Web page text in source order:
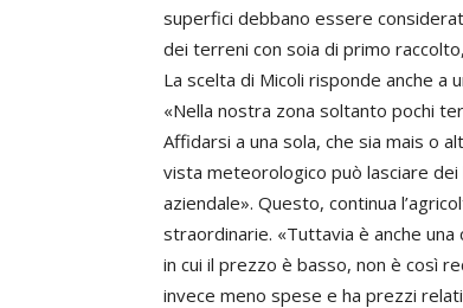
superfici debbano essere
dei terreni con soia di primo
La scelta di Micoli risponde anche a
«Nella nostra zona soltanto pochi
Affidarsi a una sola, che sia mais o
vista meteorologico può lasciare
aziendale». Questo, continua
straordinarie. «Tuttavia è anche
in cui il prezzo è basso, non è così
invece meno spese e ha prezzi